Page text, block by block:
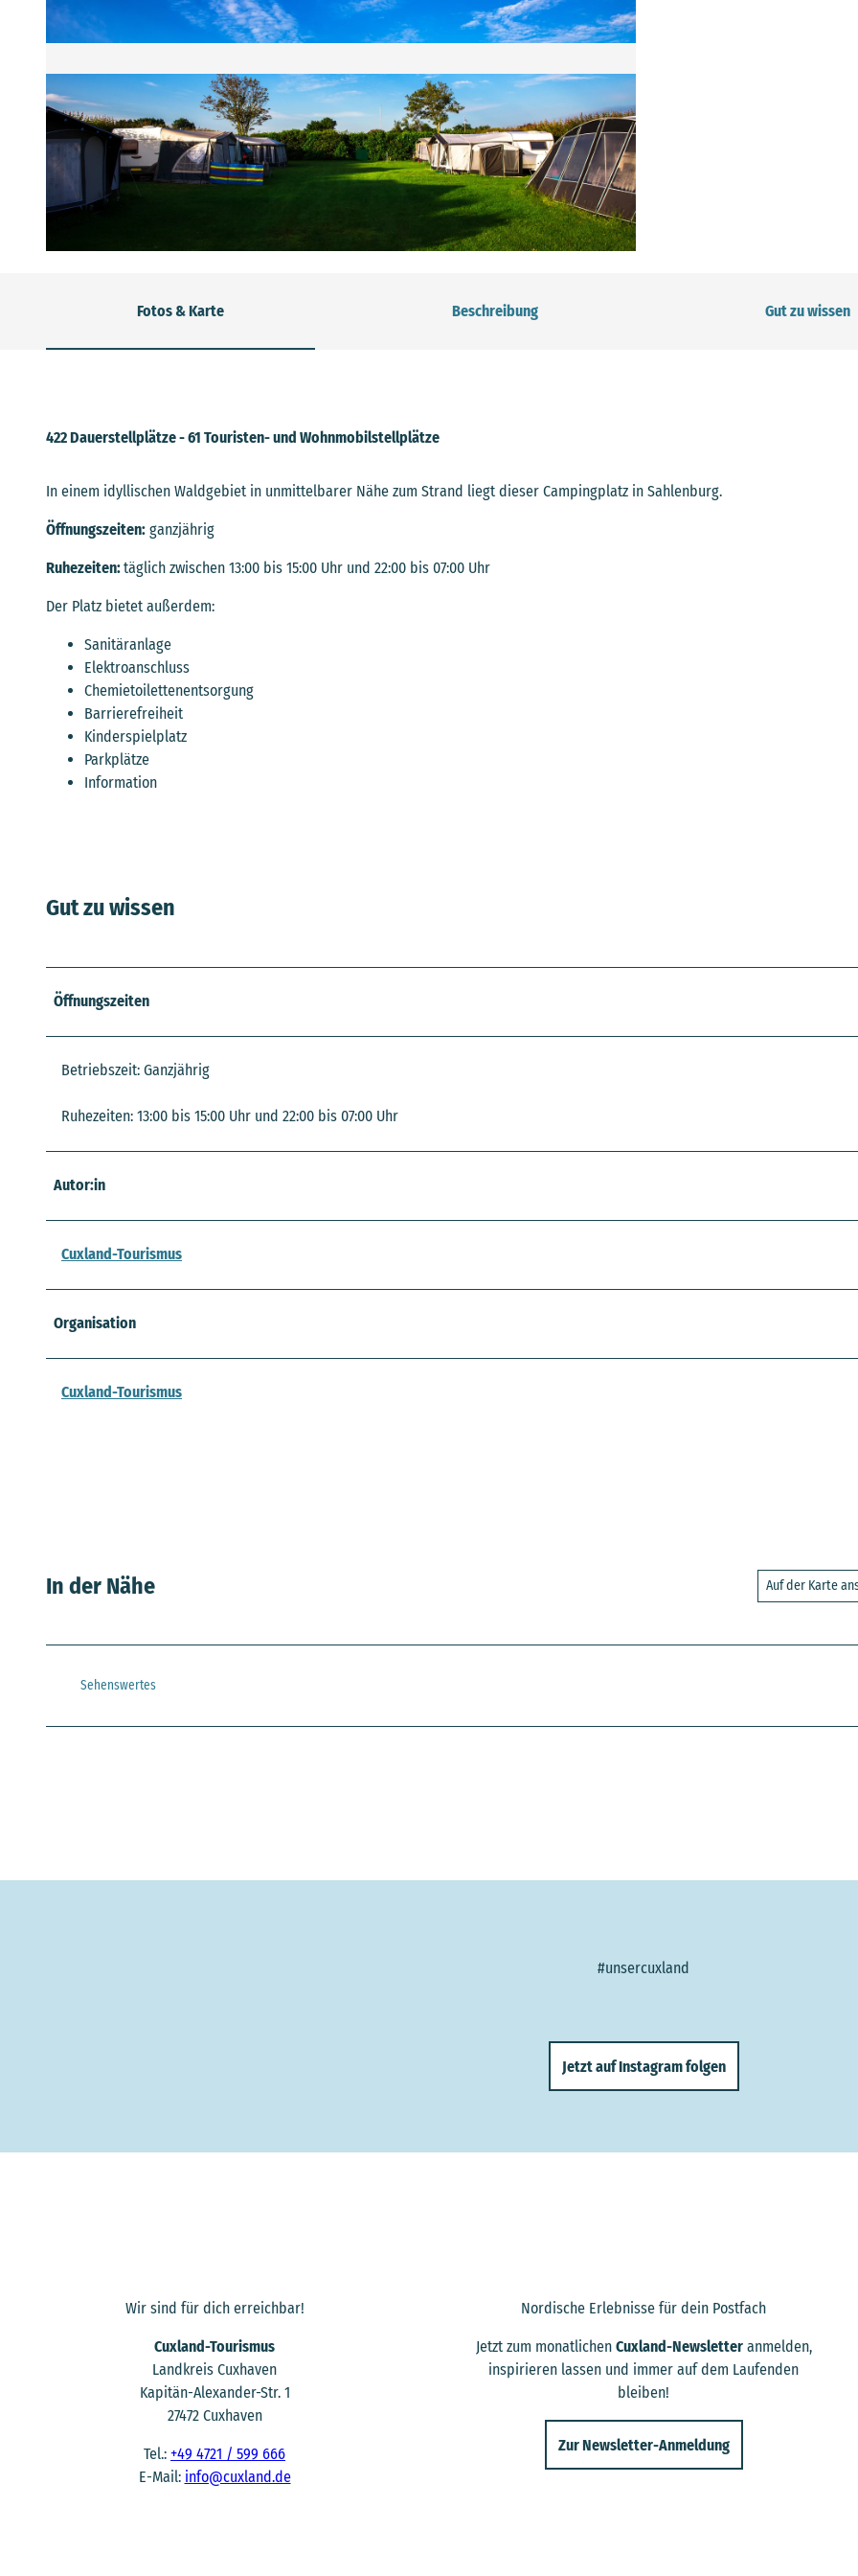
Fotos & Karte Beschreibung Gut zu wissen
422 Dauerstellplätze - 61 Touristen- und Wohnmobilstellplätze
In einem idyllischen Waldgebiet in unmittelbarer Nähe zum Strand liegt dieser Campingplatz in Sahlenburg.
Öffnungszeiten: ganzjährig
Ruhezeiten:täglich zwischen 13:00 bis 15:00 Uhr und 22:00 bis 07:00 Uhr
Der Platz bietet außerdem:
Sanitäranlage
Elektroanschluss
Chemietoilettenentsorgung
Barrierefreiheit
Kinderspielplatz
Parkplätze
Information
Gut zu wissen
Öffnungszeiten
Betriebszeit: Ganzjährig
Ruhezeiten: 13:00 bis 15:00 Uhr und 22:00 bis 07:00 Uhr
Autor:in
Cuxland-Tourismus
Organisation
Cuxland-Tourismus
In der Nähe Auf der Karte
Sehenswertes
#unsercuxland
Jetzt auf Instagram folgen
Wir sind für dich erreichbar!
Cuxland-Tourismus
Landkreis Cuxhaven
Kapitän-Alexander-Str. 1
27472 Cuxhaven
Tel.: +49 4721 / 599 666
E-Mail: info@cuxland.de
Nordische Erlebnisse für dein Postfach
Jetzt zum monatlichen Cuxland-Newsletteranmelden,
inspirieren lassen und immer auf dem Laufenden
bleiben!
Zur Newsletter-Anmeldung